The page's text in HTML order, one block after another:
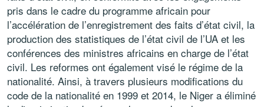
pris dans le cadre du programme africain pour
l’accélération de l’enregistrement des faits d’état civil, la
production des statistiques de l’état civil de l’UA et les
conférences des ministres africains en charge de l’état
civil. Les reformes ont également visé le régime de la
nationalité. Ainsi, à travers plusieurs modifications du
code de la nationalité en 1999 et 2014, le Niger a éliminé